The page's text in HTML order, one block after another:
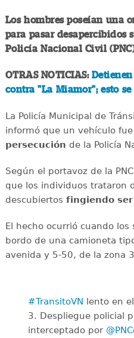
Los hombres poseían una
para pasar desapercibidos
Policía Nacional Civil
OTRAS NOTICIAS:
contra "La Miamor"; esto se
La Policía Municipal de
informó que un vehículo
persecución de la Policía
Según el portavoz de la
que los individuos trataron
descubiertos fingiendo
El hecho ocurrió cuando los
bordo de una camioneta
avenida y 5-50, de la zona
#TransitoVN lento en
3. Despliegue policial
interceptado por